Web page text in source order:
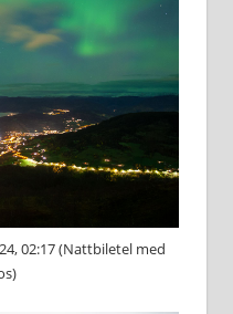
02:17 (Nattbiletel med